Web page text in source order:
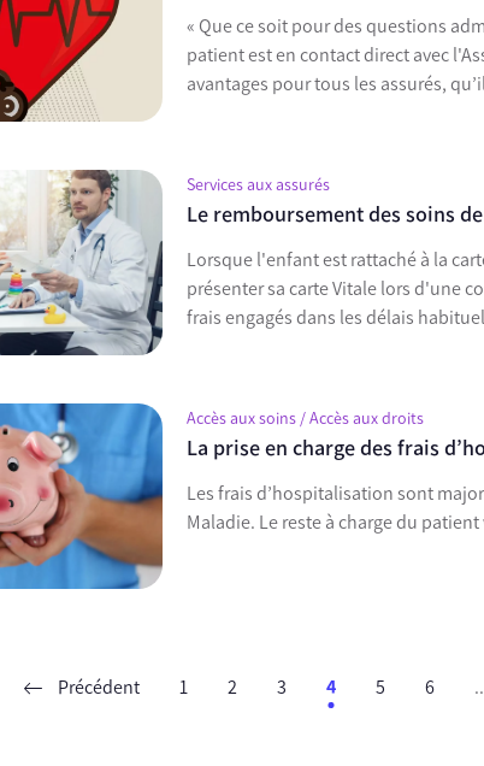
« Que ce soit pour des questions
patient est en contact direct avec
avantages pour tous les assurés,
Services aux assurés
Le remboursement des soins
Lorsque l'enfant est rattaché à la
présenter sa carte Vitale lors d'une
frais engagés dans les délais
Accès aux soins / Accès aux droits
La prise en charge des frais
Les frais d’hospitalisation sont
Maladie. Le reste à charge du
Précédent 1 2 3 4 5 6